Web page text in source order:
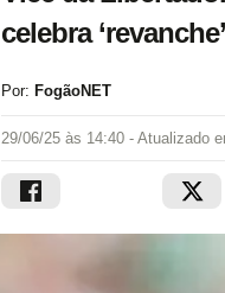
celebra
Por: FogãoNET
29/06/25 às 14:40 - Atualizado